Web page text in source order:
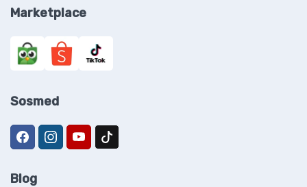
Marketplace
Sosmed
Blog